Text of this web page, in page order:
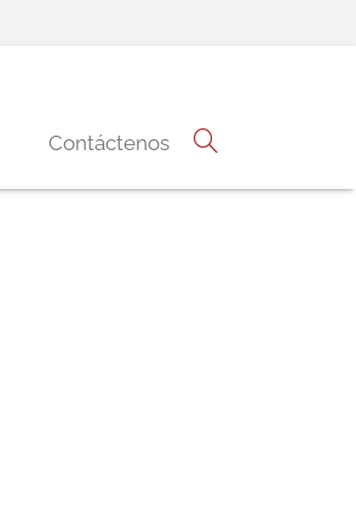
Contáctenos